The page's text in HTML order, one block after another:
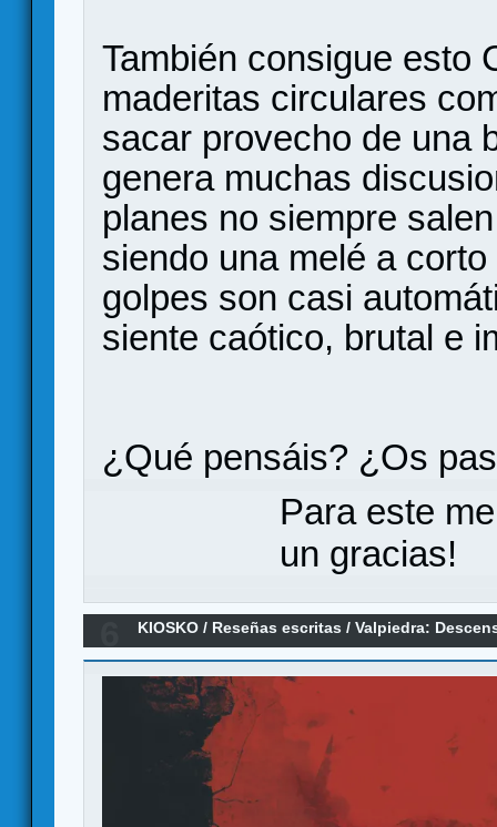
También consigue esto
maderitas circulares
sacar provecho de una
genera muchas
planes no siempre
siendo una melé a
golpes son casi
siente caótico, brutal e
¿Qué pensáis? ¿Os
Para este
un gracias!
KIOSKO / Reseñas escritas /Valpiedra: